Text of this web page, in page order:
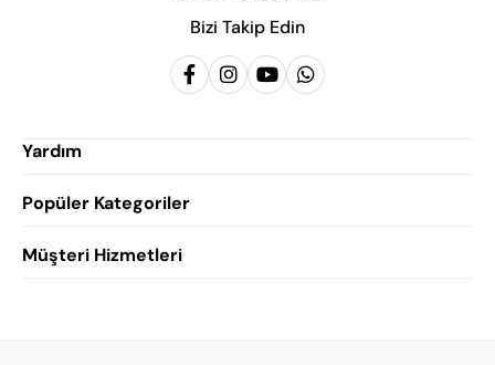
Bizi Takip Edin
Yardım
Popüler Kategoriler
Erkek Klasik Ayakkabı
Müşteri Hizmetleri